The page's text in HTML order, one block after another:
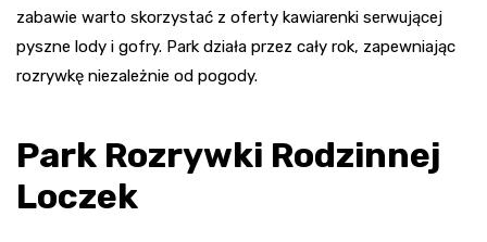
zabawie warto skorzystać z oferty kawiarenki serwującej
pyszne lody i gofry. Park działa przez cały rok, zapewniając
rozrywkę niezależnie od pogody.
Park Rozrywki Rodzinnej
Loczek